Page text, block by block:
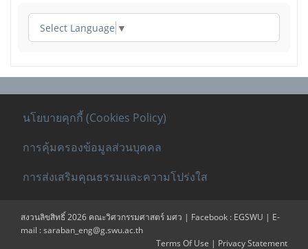
Select Language ▼
นโยบายคุกกี้ (Cookies Policy)
การคุ้มครองข้อมูลส่วนบุคคล
การส่งเสริมคุณธรรมและความโปร่งใส
สงวนลิขสิทธิ์ 2026 คณะวิศวกรรมศาสตร์ มศว | Facebook : EGSWU | E-
mail : saraban_eng@g.swu.ac.th
Terms Of Use | Privacy Statement